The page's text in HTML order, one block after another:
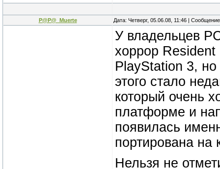
P@P@_Muerte Дата: Четверг, 05.06.08, 11:46 |
У владельцев
хоррор Resident
PlayStation 3,
этого стало
который очень
платформе и
появилась
портирована на
Нельзя не